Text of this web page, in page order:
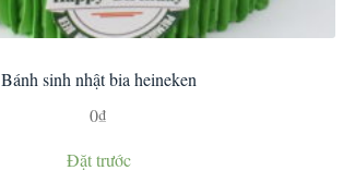
Bánh sinh nhật bia heineken
0₫
Đặt trước